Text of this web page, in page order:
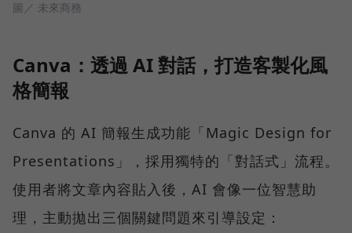
圖／ 未來商務
Canva：透過 AI 對話，打造客製化風
格簡報
Canva 的 AI 簡報生成功能「Magic Design for
Presentations」，採用獨特的「對話式」流程。
使用者將文章內容貼入後，AI 會像一位智慧助
理，主動拋出三個關鍵問題來引導設定：